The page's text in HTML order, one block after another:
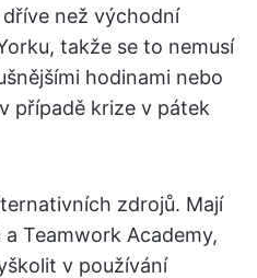
než východní
takže se to nemusí
hodinami nebo
případě krize v pátek
zdrojů. Mají
Teamwork Academy,
v používání